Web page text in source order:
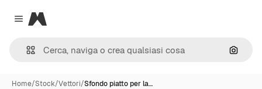
Close menu
Magnific
Cerca
Home/Stock/Vettori/Sfondo piatto per la…